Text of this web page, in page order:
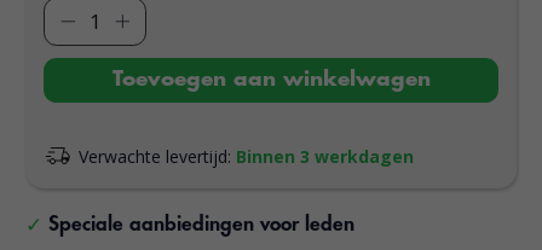
Toevoegen aan winkelwagen
Verwachte levertijd: Binnen 3 werkdagen
Speciale aanbiedingen voor leden